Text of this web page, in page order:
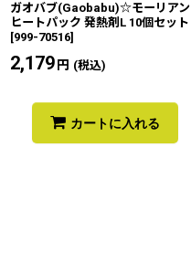
ガオバブ(Gaobabu)☆モーリアン
ヒートパック 発熱剤L 10個セット
[999-70516]
2,179円 (税込)
カートに入れる